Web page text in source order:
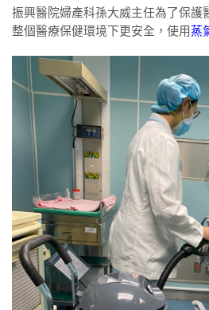
振興醫院婦產科孫大威主任為了保護
整個醫療保健環境下更安全，使用 蒸